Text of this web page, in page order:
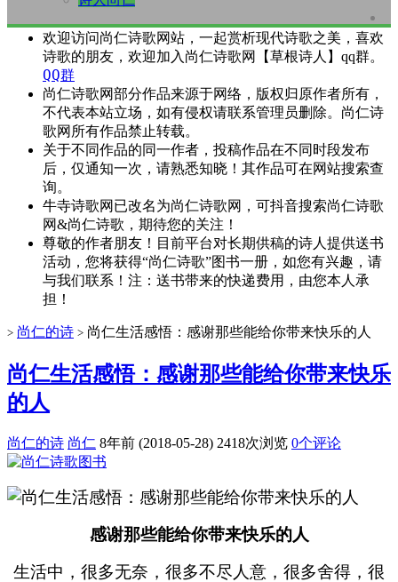
欢迎访问尚仁诗歌网站，一起赏析现代诗歌之美，喜欢
诗歌的朋友，欢迎加入尚仁诗歌网【草根诗人】qq群。
QQ群
尚仁诗歌网部分作品来源于网络，版权归原作者所有，
不代表本站立场，如有侵权请联系管理员删除。尚仁诗
歌网所有作品禁止转载。
关于不同作品的同一作者，投稿作品在不同时段发布
后，仅通知一次，请熟悉知晓！其作品可在网站搜索查
询。
牛寺诗歌网已改名为尚仁诗歌网，可抖音搜索尚仁诗歌
网&尚仁诗歌，期待您的关注！
尊敬的作者朋友！目前平台对长期供稿的诗人提供送书
活动，您将获得“尚仁诗歌”图书一册，如您有兴趣，请
与我们联系！注：送书带来的快递费用，由您本人承
担！
> 尚仁的诗 > 尚仁生活感悟：感谢那些能给你带来快乐的人
尚仁生活感悟：感谢那些能给你带来快乐
的人
尚仁的诗 尚仁 8年前 (2018-05-28) 2418次浏览 0个评论
感谢那些能给你带来快乐的人
生活中，很多无奈，很多不尽人意，很多舍得，很